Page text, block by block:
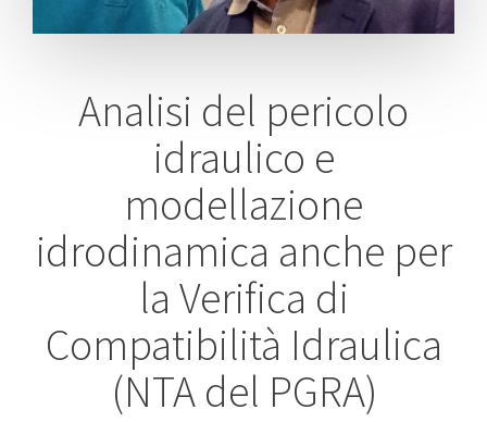
Analisi del pericolo
idraulico e
modellazione
idrodinamica anche per
la Verifica di
Compatibilità Idraulica
(NTA del PGRA)